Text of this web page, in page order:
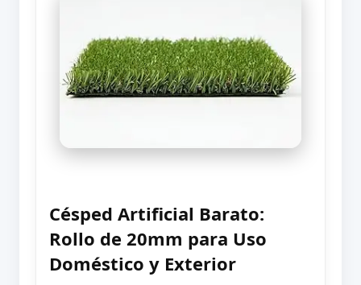
Césped Artificial Barato:
Rollo de 20mm para Uso
Doméstico y Exterior